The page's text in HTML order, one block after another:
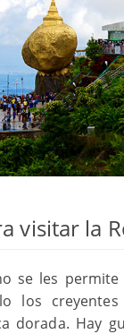
visitar la
se les
los
dorada. Hay